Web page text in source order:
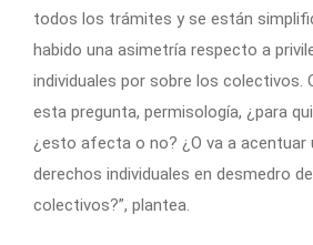
todos los trámites y se están
habido una asimetría respecto a
individuales por sobre los colectivos.
esta pregunta, permisología, ¿para
¿esto afecta o no? ¿O va a acentuar
derechos individuales en desmedro
colectivos?”, plantea.